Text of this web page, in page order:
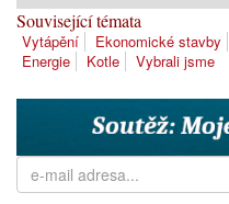
Související témata
Vytápění Ekonomické stavby
Energie
Kotle Vybrali jsme